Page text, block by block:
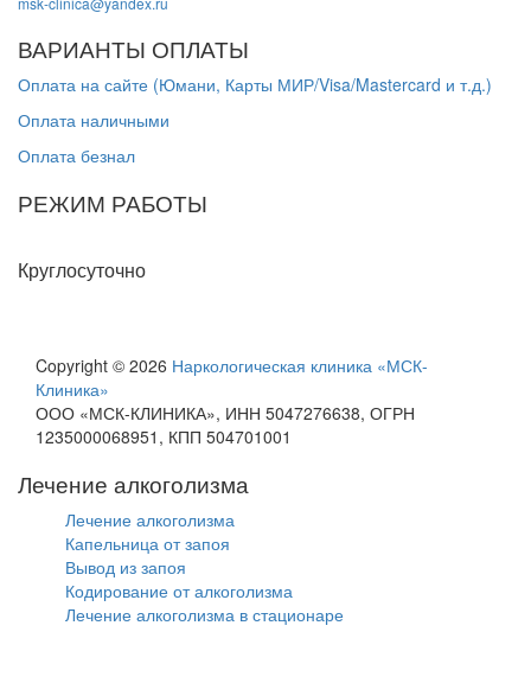
ВАРИАНТЫ ОПЛАТЫ
Оплата на сайте (Юмани, Карты МИР/Visa/Mastercard и т.д.)
Оплата наличными
Оплата безнал
РЕЖИМ РАБОТЫ
Круглосуточно
Copyright © 2026 Наркологическая клиника «МСК-
Клиника»
ООО «МСК-КЛИНИКА», ИНН 5047276638, ОГРН
1235000068951, КПП 504701001
Лечение алкоголизма
Лечение алкоголизма
Капельница от запоя
Вывод из запоя
Кодирование от алкоголизма
Лечение алкоголизма в стационаре